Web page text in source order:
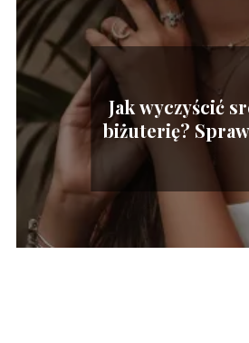
Jak wyczyścić
biżuterię?
sposoby